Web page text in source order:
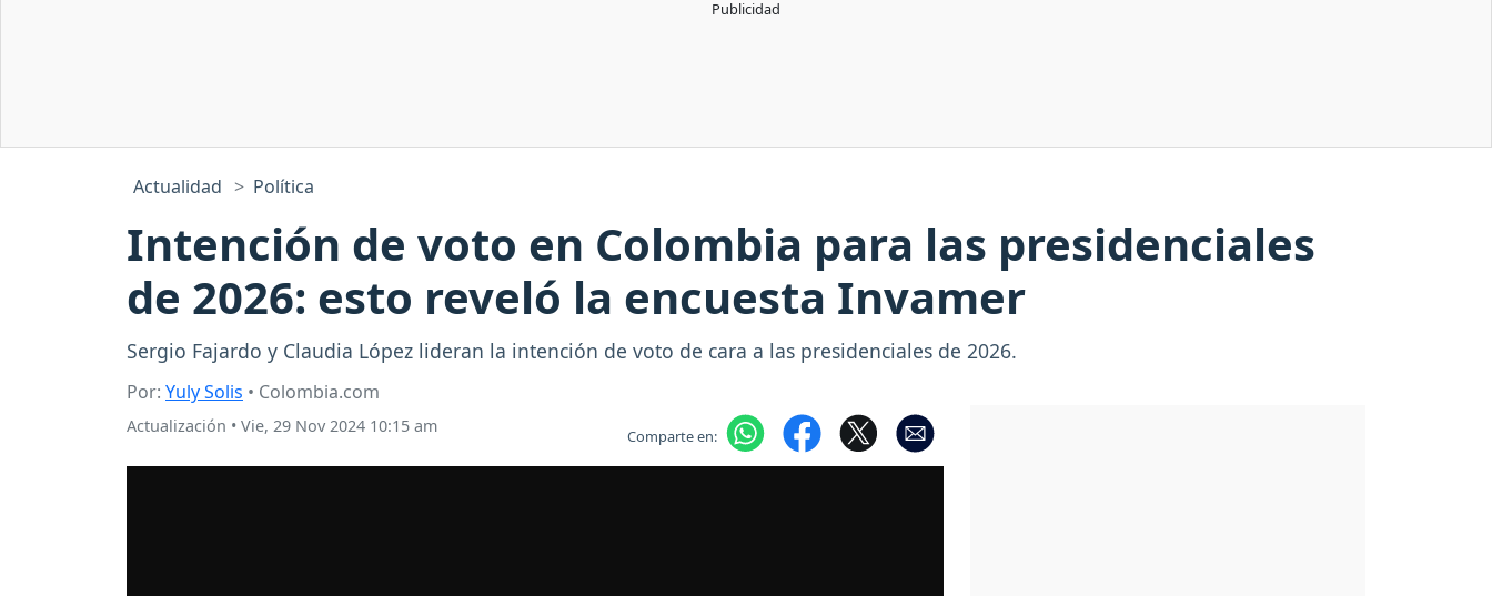
Actualidad Política
Intención de voto en Colombia para las presidenciales
de 2026: esto reveló la encuesta Invamer
Sergio Fajardo y Claudia López lideran la intención de voto de cara a las presidenciales de 2026.
Por: Yuly Solis • Colombia.com
Actualización • Vie, 29 Nov 2024 10:15 am Comparte en: